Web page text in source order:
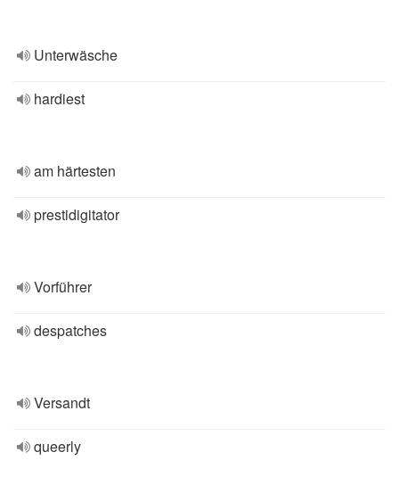
Unterwäsche
hardiest
am härtesten
prestidigitator
Vorführer
despatches
Versandt
queerly